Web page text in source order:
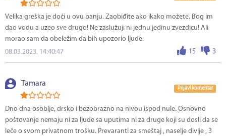
Velika greška je doći u ovu banju. Zaobiđite ako ikako možete. Bog im
dao vodu a uzeo sve drugo! Ne zaslužuji ni jednu jedinu zvezdicu! Ali
morao sam da obeležim da bih upozorio ljude.
15
3
08.03.2023. 14:40:47
Tamara
Prijavi komentar
Dno dna osoblje, drsko i bezobrazno na nivou ispod nule. Osnovno
poštovanje nemaju ni za ljude sa uputima ni za druge koji su dosli da se
leče o svom privatnom trošku. Prevaranti za smeštaj , naselje divlje , 3